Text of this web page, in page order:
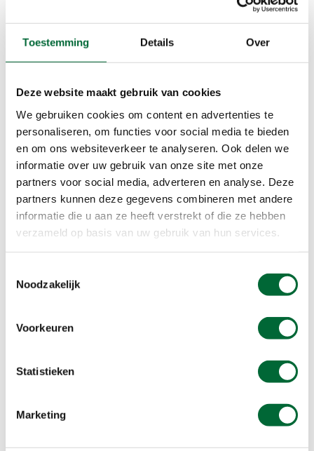
Toestemming Details Over
Deze website maakt gebruik van cookies
We gebruiken cookies om content en advertenties te
personaliseren, om functies voor social media te bieden
en om ons websiteverkeer te analyseren. Ook delen we
informatie over uw gebruik van onze site met onze
partners voor social media, adverteren en analyse. Deze
partners kunnen deze gegevens combineren met andere
informatie die u aan ze heeft verstrekt of die ze hebben
verzameld op basis van uw gebruik van hun services.
Noodzakelijk
Voorkeuren
Statistieken
Marketing
een andere kleur heeft dan alle andere blaadjes,
hondenpoep.
Zintuig 2: horen
Vervolgens loop je een stukje met de focus
meer hoort nu je er aandacht op vestigt. Wees je
bewust van alle geluiden die je hoort. Hoor je de
vogels, het ruisen van de wind door de bomen,
het verkeer, je eigen voetstappen?